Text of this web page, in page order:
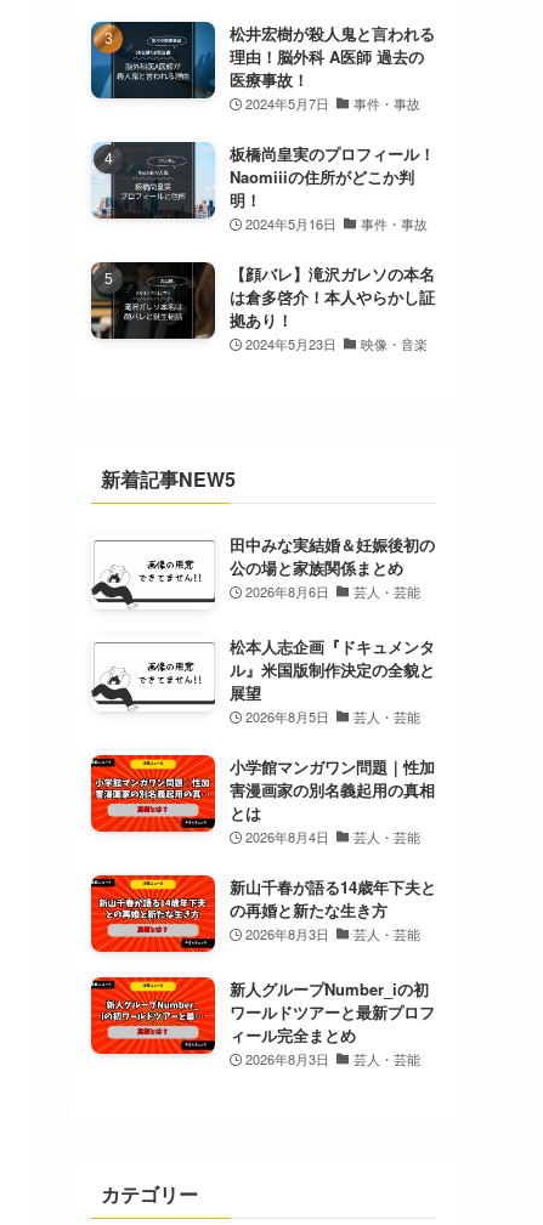
松井宏樹が殺人鬼と言われる
理由！脳外科 A医師 過去の
医療事故！
2024年5月7日 事件・事故
板橋尚皇実のプロフィール！
Naomiiiの住所がどこか判
明！
2024年5月16日 事件・事故
【顔バレ】滝沢ガレソの本名
は倉多啓介！本人やらかし証
拠あり！
2024年5月23日 映像・音楽
新着記事NEW5
田中みな実結婚＆妊娠後初の
公の場と家族関係まとめ
2026年8月6日 芸人・芸能
松本人志企画『ドキュメンタ
ル』米国版制作決定の全貌と
展望
2026年8月5日 芸人・芸能
小学館マンガワン問題｜性加
害漫画家の別名義起用の真相
とは
2026年8月4日 芸人・芸能
新山千春が語る14歳年下夫と
の再婚と新たな生き方
2026年8月3日 芸人・芸能
新人グループNumber_iの初
ワールドツアーと最新プロフ
ィール完全まとめ
2026年8月3日 芸人・芸能
カテゴリー